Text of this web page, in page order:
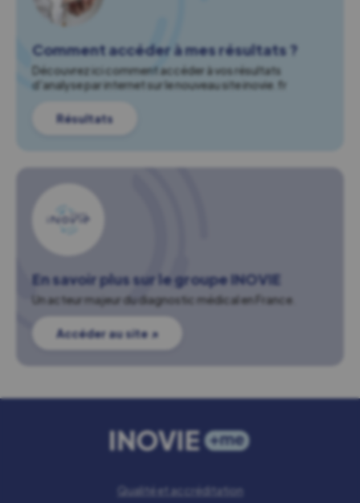
Comment accéder à mes résultats ?
Découvrez ici comment accéder à vos résultats
d'analyse par internet sur le nouveau site inovie.fr
Résultats
En savoir plus sur le groupe INOVIE
Un acteur majeur du diagnostic médical en France.
Accéder au site ↗
Qualité et accréditation